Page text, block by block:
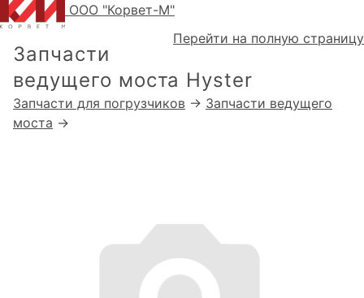
ООО "Корвет-М"
Перейти на полную страницу
Запчасти
ведущего моста Hyster
Запчасти для погрузчиков → Запчасти ведущего
моста →